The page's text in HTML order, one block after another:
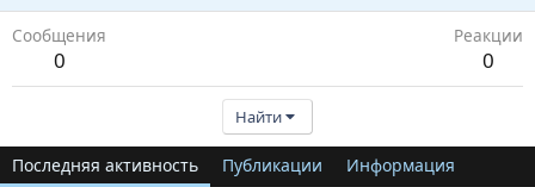
Сообщения
0
Реакции
0
Найти
Последняя активность Публикации Информация